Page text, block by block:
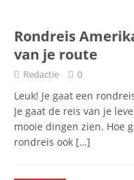
Rondreis
van je route
Redactie 0
Leuk! Je gaat een
Je gaat de reis van je
mooie dingen zien. Hoe
rondreis ook […]